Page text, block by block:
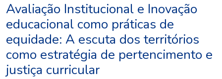
Avaliação Institucional e Inovação
educacional como práticas de
equidade: A escuta dos territórios
como estratégia de pertencimento e
justiça curricular